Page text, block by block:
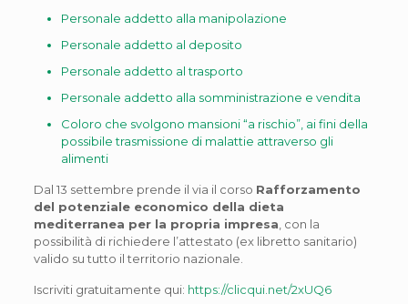
Personale addetto alla manipolazione
Personale addetto al deposito
Personale addetto al trasporto
Personale addetto alla somministrazione e vendita
Coloro che svolgono mansioni “a rischio”, ai fini della
possibile trasmissione di malattie attraverso gli
alimenti
Dal 13 settembre prende il via il corso Rafforzamento
del potenziale economico della dieta
mediterranea per la propria impresa , con la
possibilità di richiedere l’attestato (ex libretto sanitario)
valido su tutto il territorio nazionale.
Iscriviti gratuitamente qui: https://clicqui.net/2xUQ6